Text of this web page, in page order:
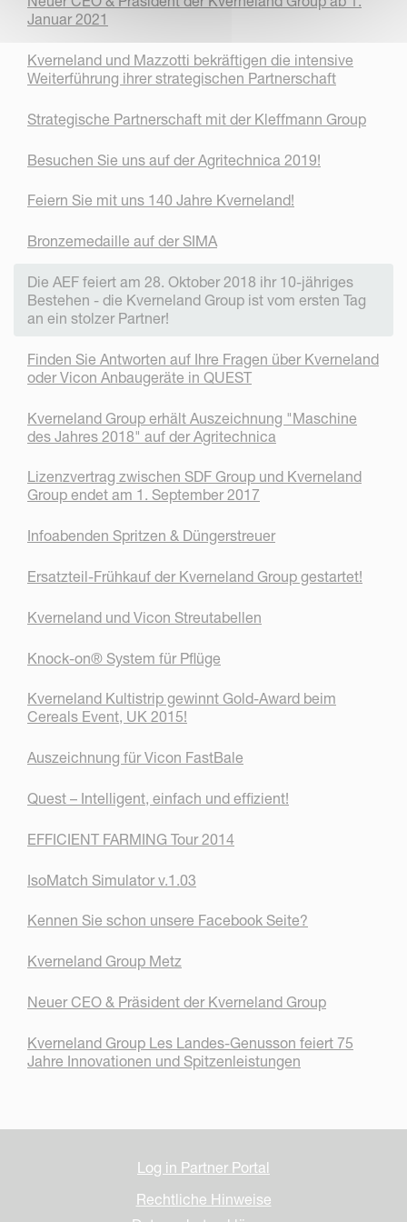
Januar 2021
Kverneland und Mazzotti bekräftigen die intensive
Weiterführung ihrer strategischen Partnerschaft
Strategische Partnerschaft mit der Kleffmann Group
Besuchen Sie uns auf der Agritechnica 2019!
Feiern Sie mit uns 140 Jahre Kverneland!
Bronzemedaille auf der SIMA
Die AEF feiert am 28. Oktober 2018 ihr 10-jähriges
Bestehen - die Kverneland Group ist vom ersten Tag
an ein stolzer Partner!
Finden Sie Antworten auf Ihre Fragen über Kverneland
oder Vicon Anbaugeräte in QUEST
Kverneland Group erhält Auszeichnung "Maschine
des Jahres 2018" auf der Agritechnica
Lizenzvertrag zwischen SDF Group und Kverneland
Group endet am 1. September 2017
Infoabenden Spritzen & Düngerstreuer
Ersatzteil-Frühkauf der Kverneland Group gestartet!
Kverneland und Vicon Streutabellen
Knock-on® System für Pflüge
Kverneland Kultistrip gewinnt Gold-Award beim
Cereals Event, UK 2015!
Auszeichnung für Vicon FastBale
Quest – Intelligent, einfach und effizient!
EFFICIENT FARMING Tour 2014
IsoMatch Simulator v.1.03
Kennen Sie schon unsere Facebook Seite?
Kverneland Group Metz
Neuer CEO & Präsident der Kverneland Group
Kverneland Group Les Landes-Genusson feiert 75
Jahre Innovationen und Spitzenleistungen
Log in Partner Portal
Rechtliche Hinweise